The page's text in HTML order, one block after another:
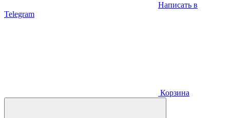
Написать в
Telegram
Корзина